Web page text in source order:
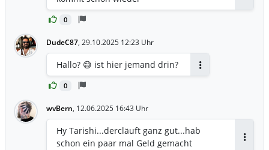
0
DudeC87, 29.10.2025 12:23 Uhr
0
Hallo? 😅 ist hier jemand drin?
wvBern, 12.06.2025 16:43 Uhr
Hy Tarishi...dercläuft ganz gut...hab
schon ein paar mal Geld gemacht